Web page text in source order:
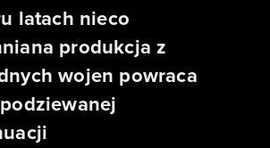
latach nieco
produkcja z
wojen powraca